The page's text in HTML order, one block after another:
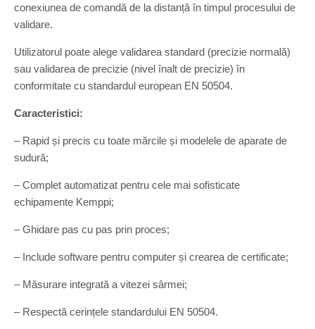
conexiunea de comandă de la distanță în timpul procesului de
validare.
Utilizatorul poate alege validarea standard (precizie normală)
sau validarea de precizie (nivel înalt de precizie) în
conformitate cu standardul european EN 50504.
Caracteristici:
– Rapid și precis cu toate mărcile și modelele de aparate de
sudură;
– Complet automatizat pentru cele mai sofisticate
echipamente Kemppi;
– Ghidare pas cu pas prin proces;
– Include software pentru computer și crearea de certificate;
– Măsurare integrată a vitezei sârmei;
– Respectă cerințele standardului EN 50504.